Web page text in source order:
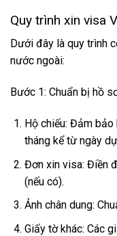
Quy trình xin visa
Dưới đây là quy trình
nước ngoài:
Bước 1: Chuẩn bị hồ
Hộ chiếu: Đảm
tháng kể từ ngày
Đơn xin visa: Điền
(nếu có).
Ảnh chân dung:
Giấy tờ khác: Các